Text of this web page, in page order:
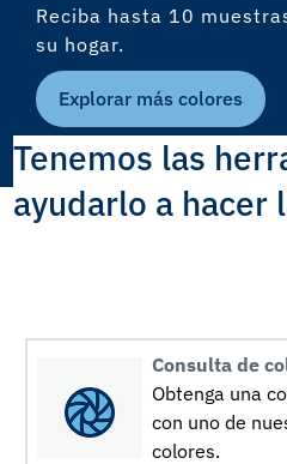
Reciba hasta 10
su hogar.
Explorar más colores
Tenemos las
ayudarlo a hacer
Consulta de
Obtenga una
con uno de
colores.